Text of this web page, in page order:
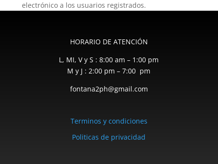
electrónico a los usuarios registrados.
HORARIO DE ATENCIÓN
L, MI, V y S : 8:00 am – 1:00 pm
M y J : 2:00 pm – 7:00 pm
fontana2ph@gmail.com
Terminos y condiciones
Politicas de privacidad